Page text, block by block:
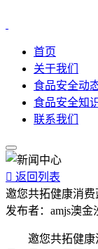
首页
关于我们
食品安全动
食品安全知
联系我们
 返回列表
邀您共拓健康消
发布者： amjs澳金
邀您共拓健康消